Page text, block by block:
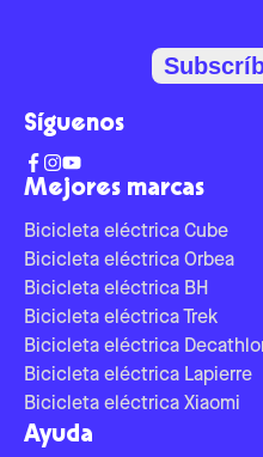
Mejores marcas
Bicicleta eléctrica Cube
Bicicleta eléctrica Orbea
Bicicleta eléctrica BH
Bicicleta eléctrica Trek
Bicicleta eléctrica
Bicicleta eléctrica Lapierre
Bicicleta eléctrica Xiaomi
Ayuda
Síguenos